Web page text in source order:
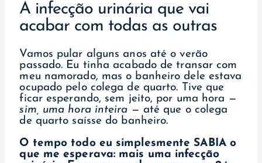
A infecção urinária que vai
acabar com todas as outras
Vamos pular alguns anos até o verão
passado. Eu tinha acabado de transar com
meu namorado, mas o banheiro dele estava
ocupado pelo colega de quarto. Tive que
ficar esperando, sem jeito, por uma hora —
sim, uma hora inteira — até que o colega
de quarto saísse do banheiro.
O tempo todo eu simplesmente SABIA o
que me esperava: mais uma infecção